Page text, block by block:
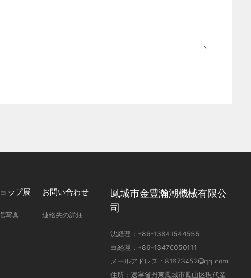
ップ展
写真
お問い合わせ
連絡先の詳細
鳳城市金豊瀚潮機械有限公
司
沈経理： +86-13841544555
白経理： +86-13470050111
メールアドレス： 81673452@qq.com
住所：遼寧省丹東鳳城市鳳山区現代産